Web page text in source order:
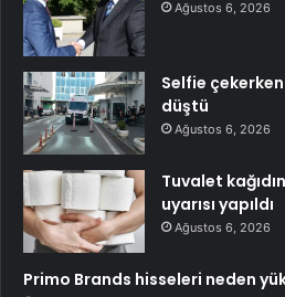
Ağustos 6, 2026
Selfie
düştü
Ağustos 6, 2026
Tuvalet
uyarısı yapıldı
Ağustos 6, 2026
Primo Brands hisseleri neden